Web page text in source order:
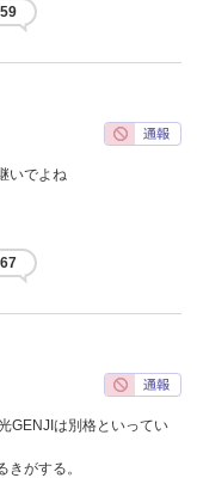
いでよね
GENJIは別格といってい
がする。